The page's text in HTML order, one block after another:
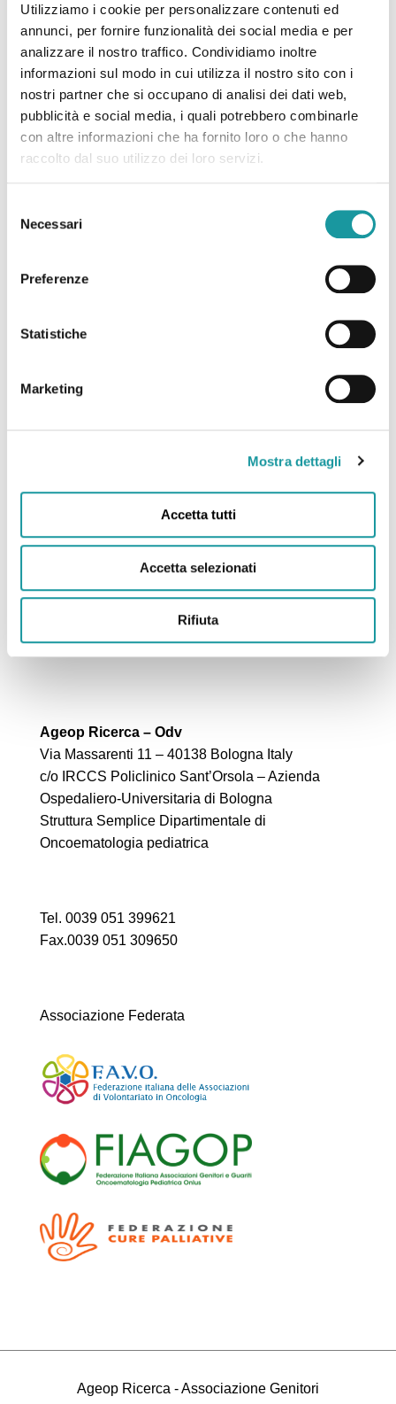
Utilizziamo i cookie per personalizzare contenuti ed
annunci, per fornire funzionalità dei social media e per
analizzare il nostro traffico. Condividiamo inoltre
informazioni sul modo in cui utilizza il nostro sito con i
nostri partner che si occupano di analisi dei dati web,
pubblicità e social media, i quali potrebbero combinarle
con altre informazioni che ha fornito loro o che hanno
raccolto dal suo utilizzo dei loro servizi.
delNecessari
Preferenze
Statistiche
Marketing
Mostra dettagli
Accetta tutti
Accetta selezionati
Rifiuta
che assieme ad Ageop ha portato ai più piccoli il teatro in
corsia: ‘Ha saputo curare’”
Leggi tutto
22.6.2026 – “Andrea Filippini Floppy è morto. Addio
magica” “
Leggi tutto
Ageop Ricerca – Odv
Via Massarenti 11 – 40138 Bologna Italy
c/o IRCCS Policlinico Sant’Orsola – Azienda
Ospedaliero-Universitaria di Bologna
Struttura Semplice Dipartimentale di
Oncoematologia pediatrica
Tel. 0039 051 399621
Fax.0039 051 309650
Associazione Federata
Ageop Ricerca - Associazione Genitori